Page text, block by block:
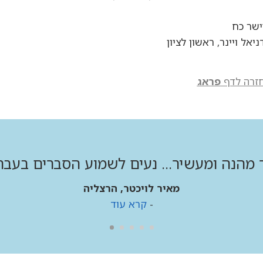
כח
ויינר, ראשון לציון
לדףפראג
מהנה ומעשיר... נעים לשמוע הסברים
מאיר לויכטר, הרצליה
-קרא עוד